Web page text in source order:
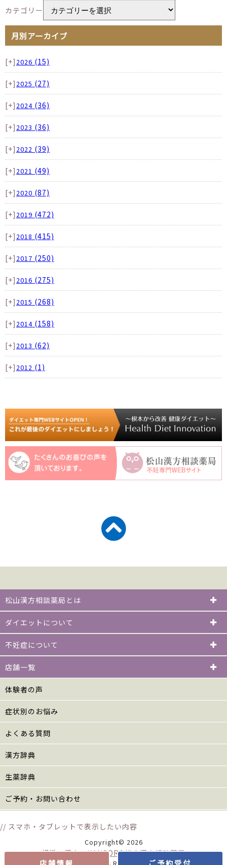
カテゴリー
月別アーカイブ
[+] 2026 (15)
[+] 2025 (27)
[+] 2024 (36)
[+] 2023 (36)
[+] 2022 (39)
[+] 2021 (49)
[+] 2020 (87)
[+] 2019 (472)
[+] 2018 (415)
[+] 2017 (250)
[+] 2016 (275)
[+] 2015 (268)
[+] 2014 (158)
[+] 2013 (62)
[+] 2012 (1)
松山漢方相談薬局とは
ダイエットについて
不妊症について
店舗一覧
体験者の声
症状別のお悩み
よくある質問
漢方辞典
生薬辞典
ご予約・お問い合わせ
// スマホ・タブレットで表示したい内容
店舗情報 ご予約受付
Copyright© 2026
横浜の漢方 KANPORO松山漢方相談薬局